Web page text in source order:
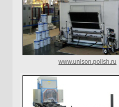
www.unison.polish.ru